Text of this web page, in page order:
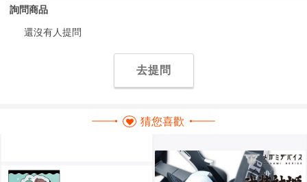
詢問商品
還沒有人提問
去提問
猜您喜歡